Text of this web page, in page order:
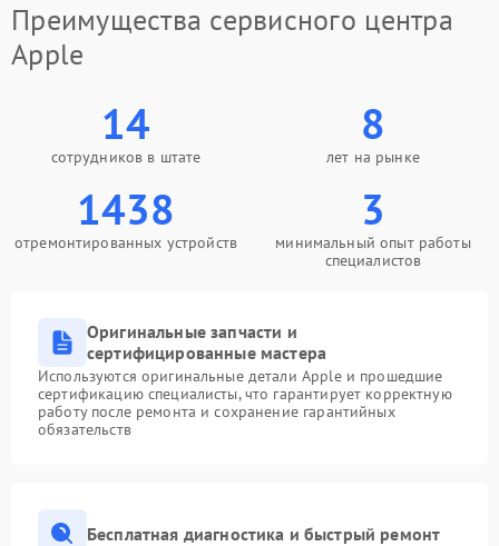
Преимущества сервисного центра
Apple
14
сотрудников в штате
8
лет на рынке
1438
отремонтированных устройств
3
минимальный опыт работы
специалистов
Оригинальные запчасти и
сертифицированные мастера
Используются оригинальные детали Apple и прошедшие
сертификацию специалисты, что гарантирует корректную
работу после ремонта и сохранение гарантийных
обязательств
Бесплатная диагностика и быстрый ремонт